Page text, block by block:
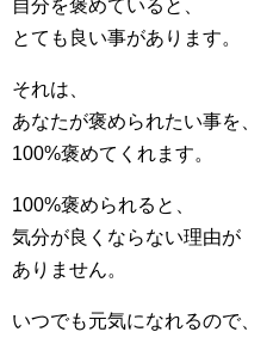
自分を褒めていると、
とても良い事があります。
それは、
あなたが褒められたい事を、
100%褒めてくれます。
100%褒められると、
気分が良くならない理由が
ありません。
いつでも元気になれるので、